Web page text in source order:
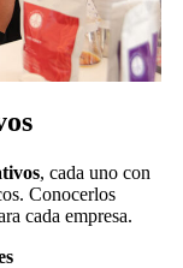
, cada uno con
Conocerlos
cada empresa.